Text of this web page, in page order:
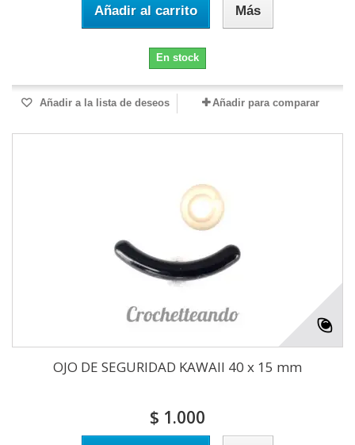
Añadir al carrito Más
En stock
Añadir a la lista de deseos Añadir para comparar
OJO DE SEGURIDAD KAWAII 40 x 15 mm
$ 1.000